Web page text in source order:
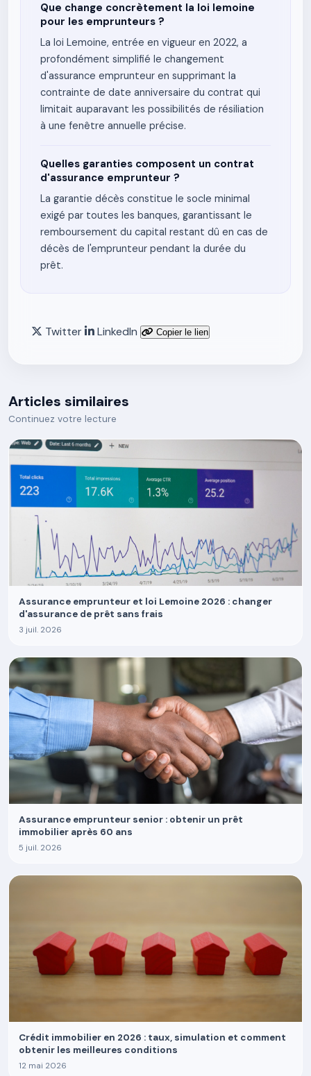
Que change concrètement la loi lemoine
pour les emprunteurs ?
La loi Lemoine, entrée en vigueur en 2022, a
profondément simplifié le changement
d'assurance emprunteur en supprimant la
contrainte de date anniversaire du contrat qui
limitait auparavant les possibilités de résiliation
à une fenêtre annuelle précise.
Quelles garanties composent un contrat
d'assurance emprunteur ?
La garantie décès constitue le socle minimal
exigé par toutes les banques, garantissant le
remboursement du capital restant dû en cas de
décès de l'emprunteur pendant la durée du
prêt.
Twitter LinkedIn Copier le lien
Articles similaires
Continuez votre lecture
Assurance emprunteur et loi Lemoine 2026 : changer
d'assurance de prêt sans frais
3 juil. 2026
Assurance emprunteur senior : obtenir un prêt
immobilier après 60 ans
5 juil. 2026
Crédit immobilier en 2026 : taux, simulation et comment
obtenir les meilleures conditions
12 mai 2026